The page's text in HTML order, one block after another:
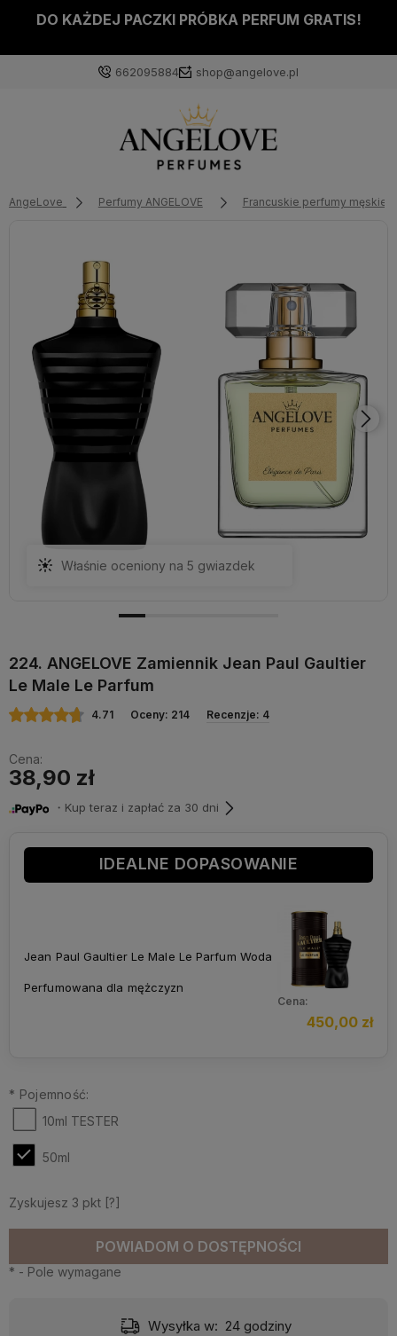
DO KAŻDEJ PACZKI PRÓBKA PERFUM GRATIS!
662095884 shop@angelove.pl
AngeLove Perfumy ANGELOVE Francuskie perfumy męskie
Właśnie oceniony na 5 gwiazdek
224. ANGELOVE Zamiennik Jean Paul Gaultier
Le Male Le Parfum
4.71 Oceny: 214 Recenzje: 4
Cena:
38,90 zł
・Kup teraz i zapłać za 30 dni
IDEALNE DOPASOWANIE
Jean Paul Gaultier Le Male Le Parfum Woda
Perfumowana dla mężczyzn
Cena:
450,00 zł
* Pojemność:
10ml TESTER
50ml
Zyskujesz 3 pkt [?]
POWIADOM O DOSTĘPNOŚCI
* - Pole wymagane
Wysyłka w: 24 godziny